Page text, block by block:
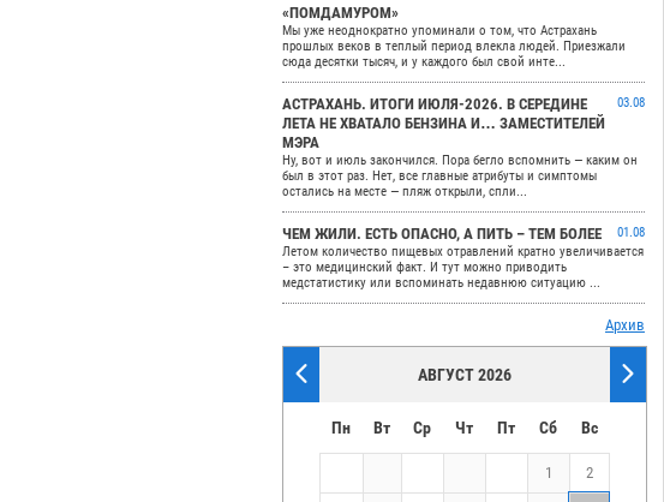
«ПОМДАМУРОМ»
Мы уже неоднократно упоминали о том, что Астрахань
прошлых веков в теплый период влекла людей. Приезжали
сюда десятки тысяч, и у каждого был свой инте...
АСТРАХАНЬ. ИТОГИ ИЮЛЯ-2026. В СЕРЕДИНЕ
ЛЕТА НЕ ХВАТАЛО БЕНЗИНА И… ЗАМЕСТИТЕЛЕЙ
МЭРА
03.08
Ну, вот и июль закончился. Пора бегло вспомнить — каким он
был в этот раз. Нет, все главные атрибуты и симптомы
остались на месте — пляж открыли, спли...
ЧЕМ ЖИЛИ. ЕСТЬ ОПАСНО, А ПИТЬ – ТЕМ БОЛЕЕ
01.08
Летом количество пищевых отравлений кратно увеличивается
– это медицинский факт. И тут можно приводить
медстатистику или вспоминать недавнюю ситуацию ...
Архив
АВГУСТ 2026
Пн Вт Ср Чт Пт Сб Вс
1 2